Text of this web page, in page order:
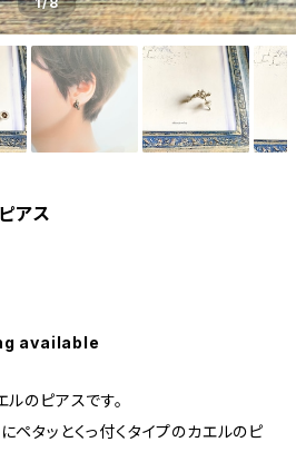
アス
available
ルのピアスです。
ペタッとくっ付くタイプのカエルのピ